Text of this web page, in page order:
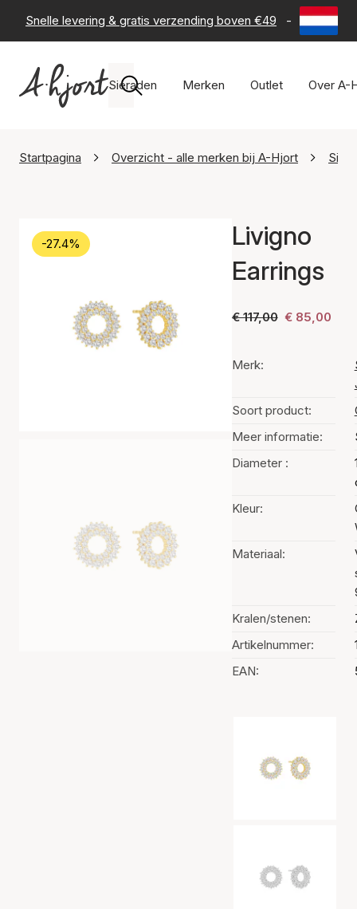
Snelle levering & gratis verzending boven €49 - 60 dagen
Sieraden Merken Outlet Over A-
Startpagina Overzicht - alle merken bij A-Hjort Sif
-27.4%
Livigno
Earrings
€ 117,00 € 85,00
Merk:
Soort product:
Meer informatie:
Diameter :
Kleur:
Materiaal:
Kralen/stenen:
Artikelnummer:
EAN: